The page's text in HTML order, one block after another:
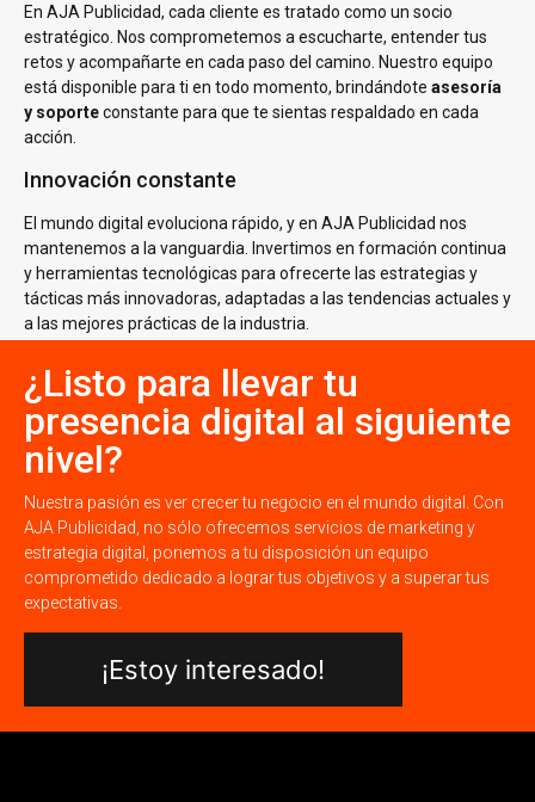
En AJA Publicidad, cada cliente es tratado como un socio
estratégico. Nos comprometemos a escucharte, entender tus
retos y acompañarte en cada paso del camino. Nuestro equipo
está disponible para ti en todo momento, brindándote asesoría
y soporteconstante para que te sientas respaldado en cada
acción.
Innovación constante
El mundo digital evoluciona rápido, y en AJA Publicidad nos
mantenemos a la vanguardia. Invertimos en formación continua
y herramientas tecnológicas para ofrecerte las estrategias y
tácticas más innovadoras, adaptadas a las tendencias actuales y
a las mejores prácticas de la industria.
¿Listo para llevar tu
presencia digital al siguiente
nivel?
Nuestra pasión es ver crecer tu negocio en el mundo digital. Con
AJA Publicidad, no sólo ofrecemos servicios de marketing y
estrategia digital, ponemos a tu disposición un equipo
comprometido dedicado a lograr tus objetivos y a superar tus
expectativas.
¡Estoy interesado!